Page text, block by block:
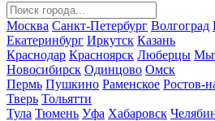
Москва Санкт-Петербург Волгоград
Екатеринбург Иркутск Казань
Краснодар Красноярск Люберцы
Новосибирск Одинцово Омск
Пермь Пушкино Раменское Ростов-
Тверь Тольятти
Тула Тюмень Уфа Хабаровск